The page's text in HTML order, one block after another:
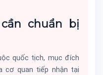
chuẩn bị
quốc tịch, mục đích
cơ quan tiếp nhận tại